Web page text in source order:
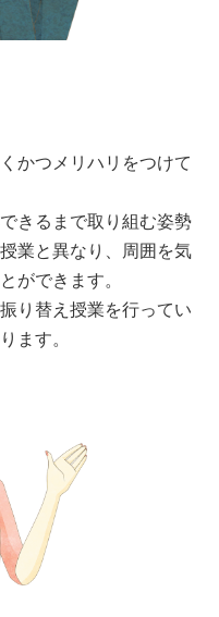
かつメリハリをつけて
きるまで取り組む姿勢
業と異なり、周囲を気
ができます。
り替え授業を行ってい
ます。